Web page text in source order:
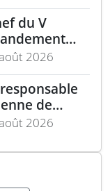
du V
2026
de
2026